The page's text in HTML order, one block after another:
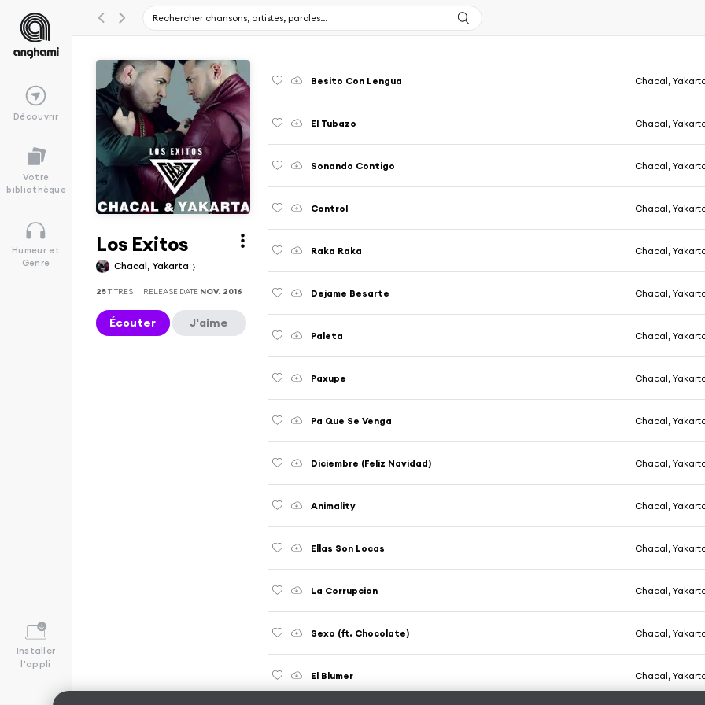
Découvrir
Votre
bibliothèque
Humeur et
Genre
Installer
l'appli
Los Exitos
Chacal, Yakarta
25TITRES RELEASE DATE NOV. 2016
Écouter J'aime
Besito Con Lengua Chacal,
El Tubazo Chacal,
Sonando Contigo Chacal,
Control Chacal,
Raka Raka Chacal,
Dejame Besarte Chacal,
Paleta Chacal,
Paxupe Chacal,
Pa Que Se Venga Chacal,
Diciembre (Feliz Navidad) Chacal,
Animality Chacal,
Ellas Son Locas Chacal,
La Corrupcion Chacal,
Sexo (ft. Chocolate) Chacal,
El Blumer Chacal,